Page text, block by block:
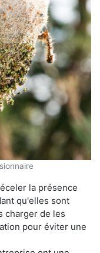
la présence
qu'elles sont
charger de les
pour éviter une